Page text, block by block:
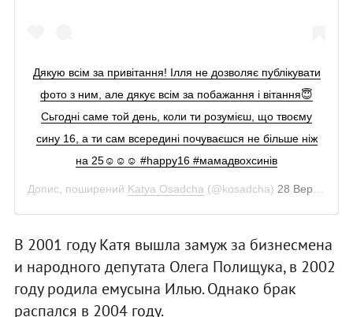
Дякую всім за привітання! Ілля не дозволяє публікувати
фото з ним, але дякує всім за побажання і вітання😇
Сьгодні саме той день, коли ти розумієш, що твоєму
сину 16, а ти сам всередині почуваєшся не більше ніж
на 25☺️☺️☺️ #happy16 #мамадвохсинів
Допис, поширений Katya Osadcha(@kosadcha) 28 Вер 2018 р. о 2:29 PDT
В 2001 году Катя вышла замуж за бизнесмена
и народного депутата Олега Полищука, в 2002
году родила емусына Илью. Однако брак
распался в 2004 году.